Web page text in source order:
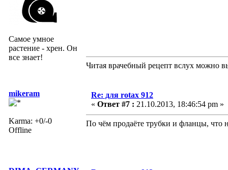
Самое умное
растение - хрен. Он
все знает!
Читая врачебный рецепт вслух можно
mikeram
Karma: +0/-0
Offline
Re: для rotax 912
« Ответ #7 : 21.10.2013, 18:46:54 pm »
По чём продаёте трубки и фланцы, что